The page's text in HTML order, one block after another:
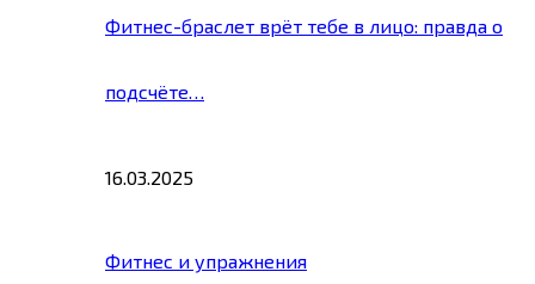
Фитнес-браслет врёт тебе в лицо: правда о
подсчёте…
16.03.2025
Фитнес и упражнения